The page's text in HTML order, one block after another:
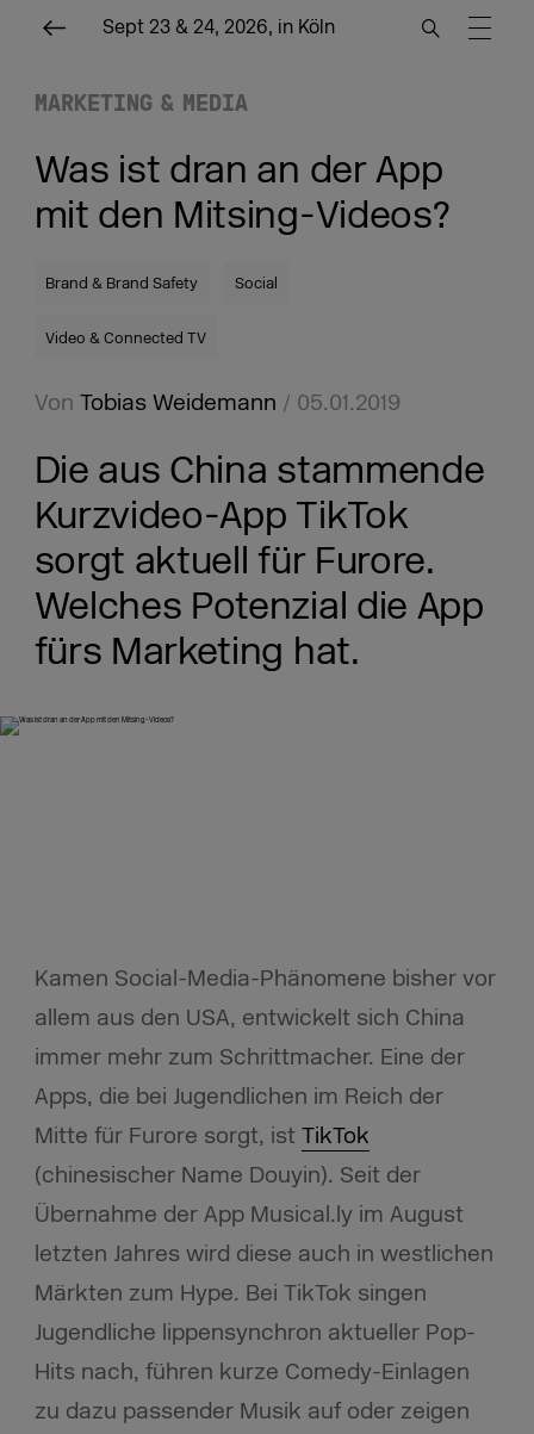
Sept 23 & 24, 2026, in Köln
MARKETING & MEDIA
Was ist dran an der App
mit den Mitsing-Videos?
Brand & Brand Safety Social
Video & Connected TV
Von Tobias Weidemann / 05.01.2019
Die aus China stammende
Kurzvideo-App TikTok
sorgt aktuell für Furore.
Welches Potenzial die App
fürs Marketing hat.
Kamen Social-Media-Phänomene bisher vor
allem aus den USA, entwickelt sich China
immer mehr zum Schrittmacher. Eine der
Apps, die bei Jugendlichen im Reich der
Mitte für Furore sorgt, ist TikTok
(chinesischer Name Douyin). Seit der
Übernahme der App Musical.ly im August
letzten Jahres wird diese auch in westlichen
Märkten zum Hype. Bei TikTok singen
Jugendliche lippensynchron aktueller Pop-
Hits nach, führen kurze Comedy-Einlagen
zu dazu passender Musik auf oder zeigen